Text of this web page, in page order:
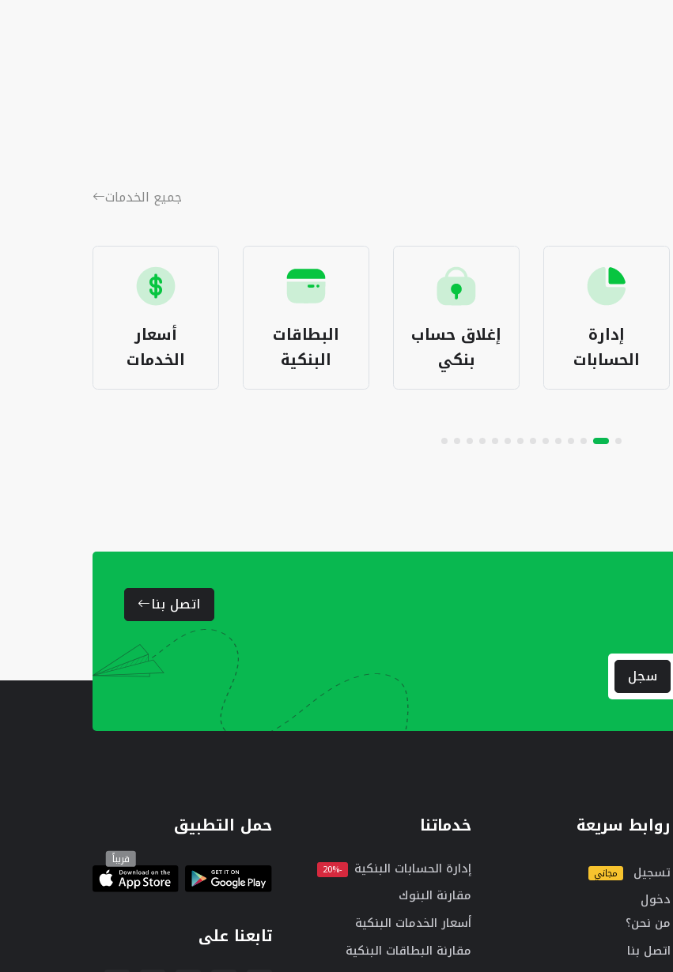
جميع الخدمات
إدارة
الحسابات
إغلاق حساب
بنكي
البطاقات
البنكية
أسعار
الخدمات
سجل
اتصل بنا
روابط سريعة
تسجيل مجاني
دخول
من نحن؟
اتصل بنا
خدماتنا
إدارة الحسابات البنكية -20%
مقارنة البنوك
أسعار الخدمات البنكية
مقارنة البطاقات البنكية
حمل التطبيق
قريباً
تابعنا على